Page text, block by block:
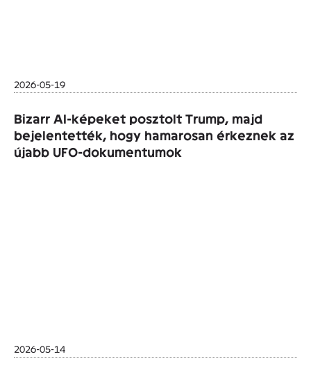
2026-05-19
Bizarr AI-képeket posztolt Trump, majd
bejelentették, hogy hamarosan érkeznek az
újabb UFO-dokumentumok
2026-05-14